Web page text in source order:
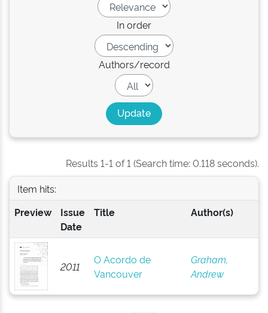
In order
Authors/record
Results 1-1 of 1 (Search time: 0.118 seconds).
Item hits:
Preview
Issue
Date
Title Author(s)
2011
O Acordo de
Vancouver
Graham,
Andrew